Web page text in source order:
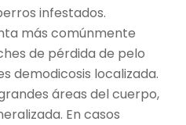
infestados.
más comúnmente
de pérdida de pelo
demodicosis localizada.
áreas del cuerpo,
En casos